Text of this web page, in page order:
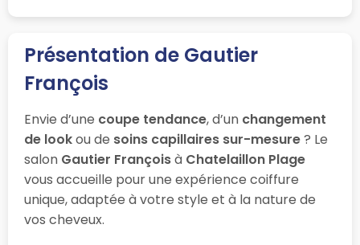
Présentation de Gautier
François
Envie d’une coupe tendance, d’un changement
de lookou de soins capillaires sur-mesure? Le
salon Gautier Françoisà Chatelaillon Plage
vous accueille pour une expérience coiffure
unique, adaptée à votre style et à la nature de
vos cheveux.